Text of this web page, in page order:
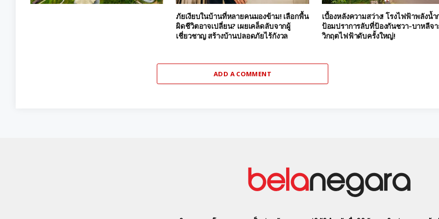
ภัยเงียบในบ้านที่หลายคนมองข้าม! เลือกพื้น
ผิดชีวิตอาจเปลี่ยน? เผยเคล็ดลับจากผู้
เชี่ยวชาญ สร้างบ้านปลอดภัยไร้กังวล
เบื้องหลังความสว่าง! โรงไฟฟ้าพลังน้ำ
ป้อมปราการลับที่ป้องกันชวา-บาหลีจ
วิกฤตไฟฟ้าดับครั้งใหญ่!
ADD A COMMENT